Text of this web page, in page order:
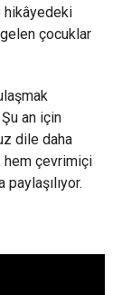
hikâyedeki
çocuklar
an için
dile daha
hem çevrimiçi